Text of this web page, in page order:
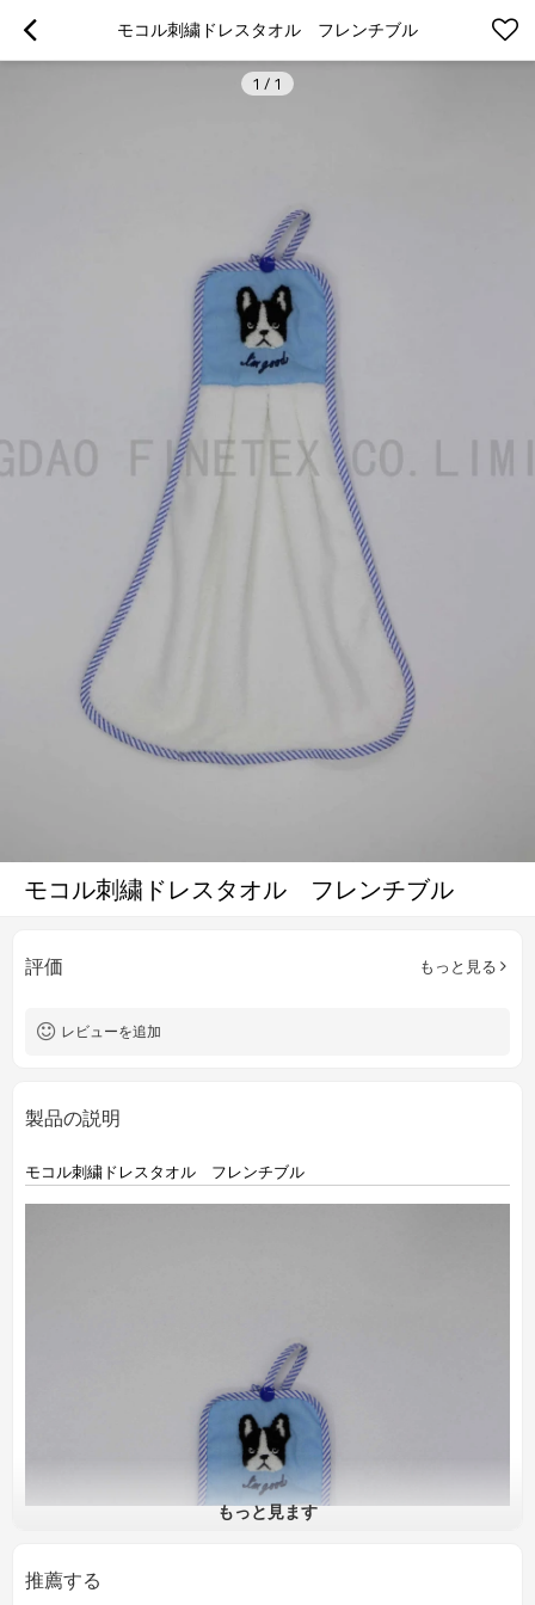
モコル刺繍ドレスタオル　フレンチブル
1 / 1
モコル刺繍ドレスタオル フレンチブル
評価 もっと見る
レビューを追加
製品の説明
モコル刺繍ドレスタオル フレンチブル
もっと見ます
推薦する